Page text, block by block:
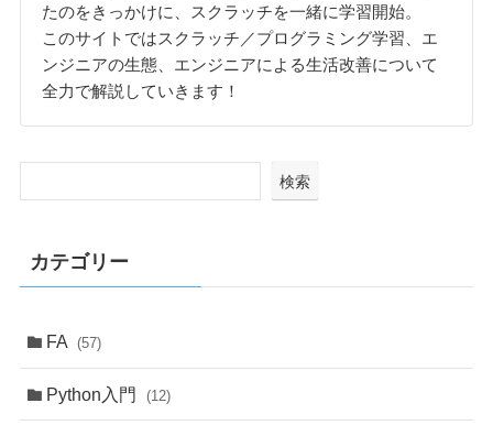
たのをきっかけに、スクラッチを一緒に学習開始。
このサイトではスクラッチ／プログラミング学習、エ
ンジニアの生態、エンジニアによる生活改善について
全力で解説していきます！
検索
カテゴリー
FA (57)
Python入門 (12)